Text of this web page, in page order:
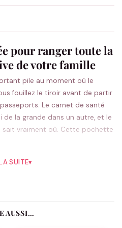
pour ranger toute la
de votre famille
pile au moment où le
fouillez le tiroir avant de partir
Le carnet de santé
la grande dans un autre, et le
sait vraiment où. Cette pochette
familial, elle réunit en
SUITE▾
AUSSI…